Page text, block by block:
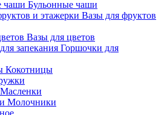
Бульонные чаши
Вазы для фруктов
Вазы для цветов
Горшочки для
Кокотницы
Масленки
Молочники